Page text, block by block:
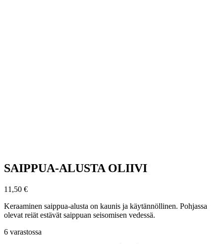
SAIPPUA-ALUSTA OLIIVI
11,50 €
Keraaminen saippua-alusta on kaunis ja käytännöllinen. Pohjassa
olevat reiät estävät saippuan seisomisen vedessä.
6 varastossa